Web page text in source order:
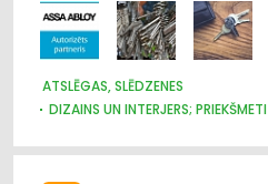
ATSLĒGAS, SLĒDZENES
DIZAINS UN INTERJERS;
ŽALŪZIJAS, AIZKARU STIEŅI
BŪVMATERIĀLU,